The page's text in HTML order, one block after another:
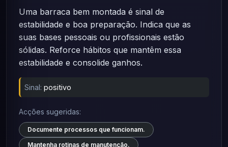
Uma barraca bem montada é sinal de
estabilidade e boa preparação. Indica que as
suas bases pessoais ou profissionais estão
sólidas. Reforce hábitos que mantêm essa
estabilidade e consolide ganhos.
Sinal: positivo
Acções sugeridas:
Documente processos que funcionam.
Mantenha rotinas de manutenção.